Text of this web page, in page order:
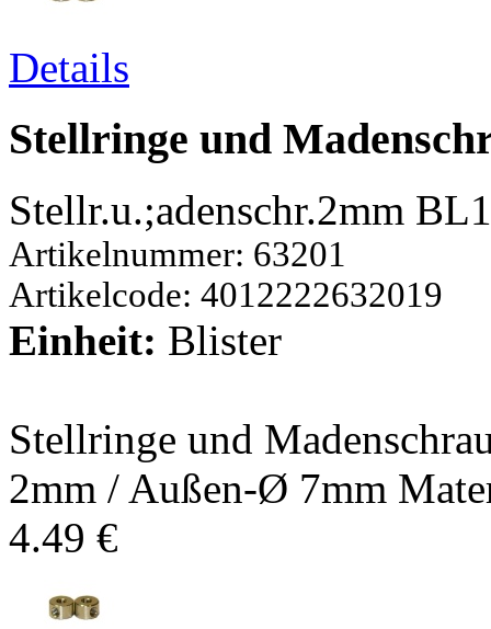
Details
Stellringe und
Stellr.u.;adenschr.2mm
Artikelnummer: 63201
Artikelcode: 4012222632019
Einheit: Blister
Stellringe und
2mm / Außen-Ø 7mm
4.49 €